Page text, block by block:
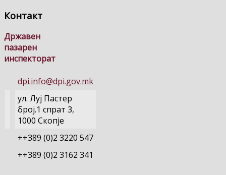
Контакт
Државен
пазарен
инспекторат
dpi.info@dpi.gov.mk
ул. Луј Пастер
број.1 спрат 3,
1000 Скопје
++389 (0)2 3220 547
++389 (0)2 3162 341